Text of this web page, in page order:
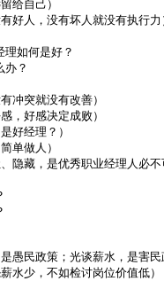
给自己）
好人，没有坏人就没有执行力
如何是好？
办？
冲突就没有改善）
，好感决定成败）
好经理？）
单做人）
隐藏，是优秀职业经理人必
愚民政策；光谈薪水，是害民
水少，不如检讨岗位价值低）